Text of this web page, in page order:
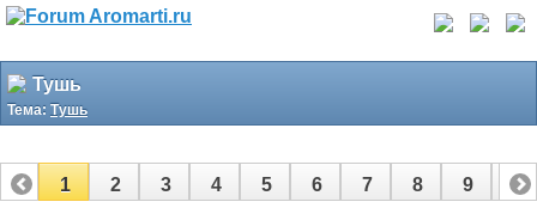
Тушь
Тема: Тушь
1 2 3 4 5 6 7 8 9 10